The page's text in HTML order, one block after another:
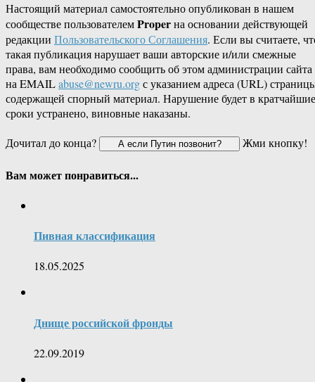
Настоящий материал самостоятельно опубликован в нашем
сообществе пользователемProperна основании действующей
редакции Пользовательского Соглашения. Если вы считаете,
такая публикация нарушает ваши авторские и/или смежные
права, вам необходимо сообщить об этом администрации сайта
на EMAILabuse@newru.orgс указанием адреса (URL)
содержащей спорный материал. Нарушение будет в кратчайшие
сроки устранено, виновные наказаны.
Дочитал до конца?
Жми кнопку!
Вам может понравиться...
Пивная классификация
18.05.2025
Днище российской фронды
22.09.2019